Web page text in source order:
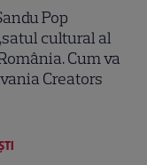
Pop
cultural al
Cum va
Creators